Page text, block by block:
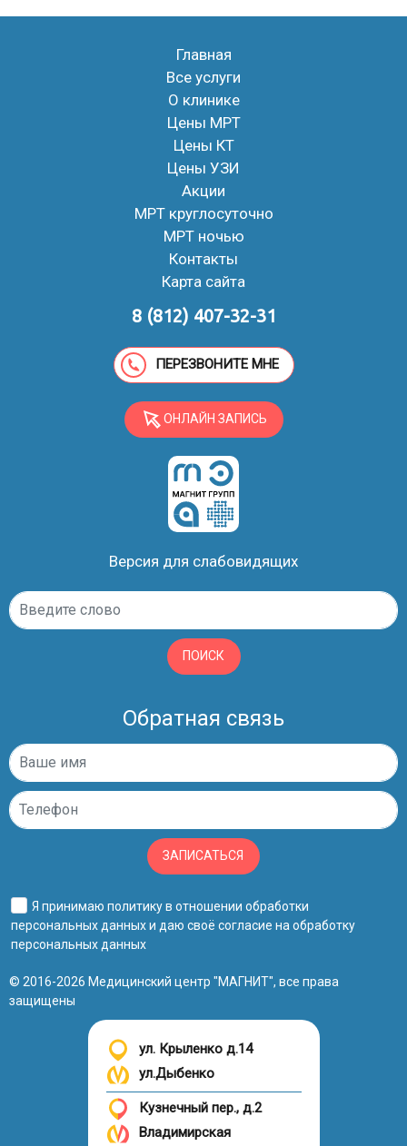
Главная
Все услуги
О клинике
Цены МРТ
Цены КТ
Цены УЗИ
Акции
МРТ круглосуточно
МРТ ночью
Контакты
Карта сайта
8 (812) 407-32-31
ПЕРЕЗВОНИТЕ МНЕ
ОНЛАЙН ЗАПИСЬ
Версия для слабовидящих
ПОИСК
Обратная связь
ЗАПИСАТЬСЯ
Я принимаю политику в отношении обработки
персональных данныхи даю своё согласие на обработку
персональных данных
© 2016-2026 Медицинский центр "МАГНИТ", все права
защищены
ул. Крыленко д.14
ул.Дыбенко
Кузнечный пер., д.2
Владимирская